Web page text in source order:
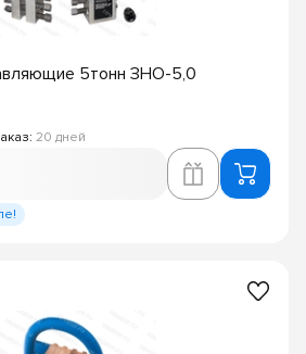
5тонн ЗНО-5,0
20 дней